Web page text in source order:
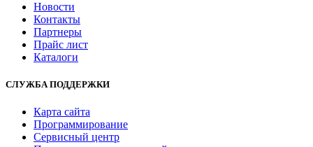
Новости
Контакты
Партнеры
Прайс лист
Каталоги
СЛУЖБА ПОДДЕРЖКИ
Карта сайта
Программирование
Сервисный центр